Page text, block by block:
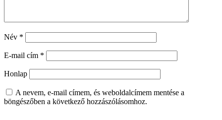
Név *
E-mail cím *
Honlap
A nevem, e-mail címem, és weboldalcímem mentése a
böngészőben a következő hozzászólásomhoz.